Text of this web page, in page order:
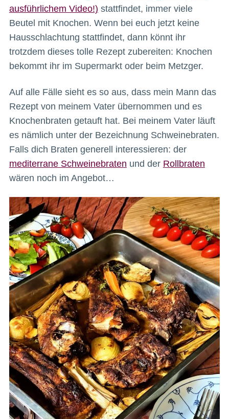
ausführlichem Video!) stattfindet, immer viele
Beutel mit Knochen. Wenn bei euch jetzt keine
Hausschlachtung stattfindet, dann könnt ihr
trotzdem dieses tolle Rezept zubereiten: Knochen
bekommt ihr im Supermarkt oder beim Metzger.
Auf alle Fälle sieht es so aus, dass mein Mann das
Rezept von meinem Vater übernommen und es
Knochenbraten getauft hat. Bei meinem Vater läuft
es nämlich unter der Bezeichnung Schweinebraten.
Falls dich Braten generell interessieren: der
mediterrane Schweinebraten und der Rollbraten
wären noch im Angebot…